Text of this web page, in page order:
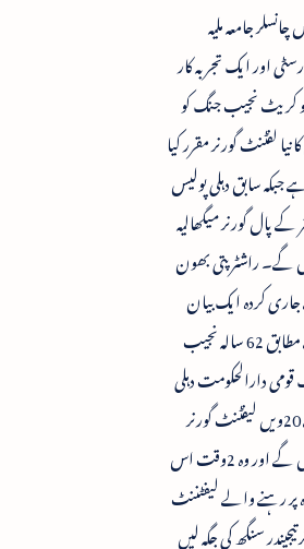
جامعہ ملیہ
اور ایک تجربہ کار
کریٹ نجیب جنگ کو
نیا لفٹنٹ گورنر مقرر کیا
جبکہ سابق دہلی پولیس
کے پال گورنر میگھالیہ
راشٹر پتی بھون
کردہ ایک بیان
کے مطابق 62 سالہ نجیب
دارالحکومت دہلی
کے 20ویں لیفٹنٹ گورنر
ہوں گے اور وہ 2وقت اس
پر رہنے والے لیفٹننٹ
تیجیندر سنگھ کی جگہ لیں